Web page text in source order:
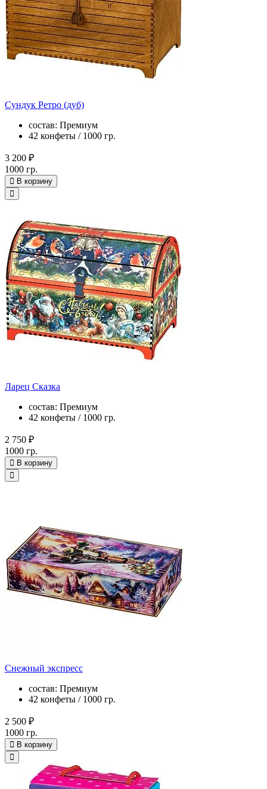
Сундук Ретро (дуб)
состав: Премиум
42 конфеты / 1000 гр.
3 200 ₽
1000 гр.
В корзину
Ларец Сказка
состав: Премиум
42 конфеты / 1000 гр.
2 750 ₽
1000 гр.
В корзину
Снежный экспресс
состав: Премиум
42 конфеты / 1000 гр.
2 500 ₽
1000 гр.
В корзину